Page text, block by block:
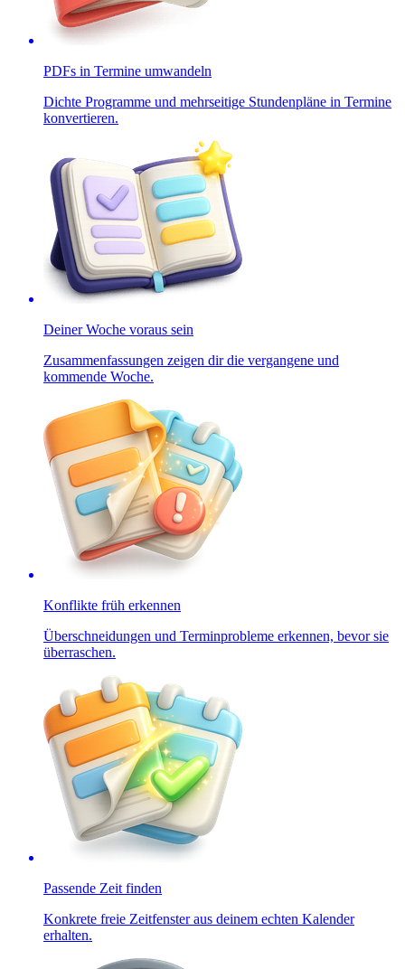
PDFs in Termine umwandeln
Dichte Programme und mehrseitige Stundenpläne in Termine
konvertieren.
Deiner Woche voraus sein
Zusammenfassungen zeigen dir die vergangene und
kommende Woche.
Konflikte früh erkennen
Überschneidungen und Terminprobleme erkennen, bevor sie
überraschen.
Passende Zeit finden
Konkrete freie Zeitfenster aus deinem echten Kalender
erhalten.